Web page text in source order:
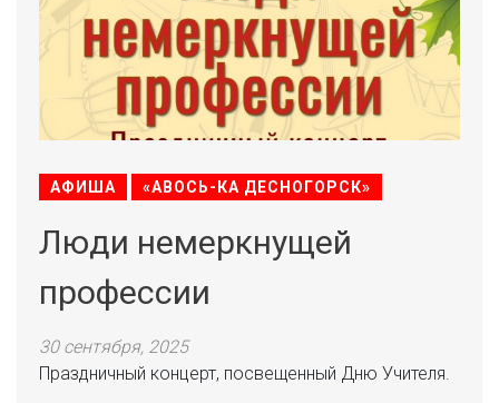
АФИША «АВОСЬ-КА ДЕСНОГОРСК»
Люди немеркнущей
профессии
30 сентября, 2025
Праздничный концерт, посвещенный Дню Учителя.